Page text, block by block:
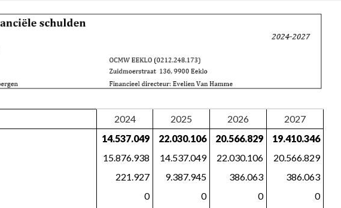
2024 2025 2026
2027
14.537.049 22.030.106 20.566.829
19.410.346
15.876.938 14.537.049 22.030.106
20.566.829
221.927 9.387.945 386.063
386.063
0 0 0
0